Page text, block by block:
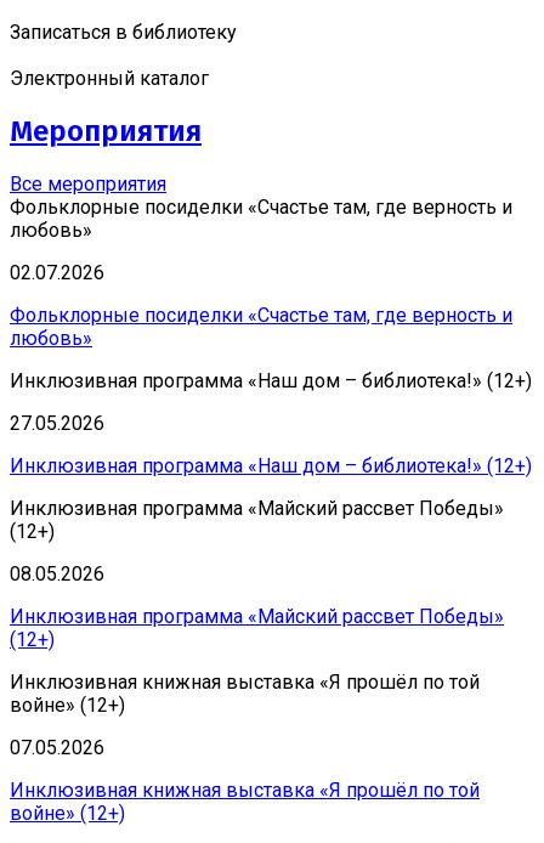
Записаться в библиотеку
Электронный каталог
Мероприятия
Все мероприятия
Фольклорные посиделки «Счастье там, где верность и
любовь»
02.07.2026
Фольклорные посиделки «Счастье там, где верность и
любовь»
Инклюзивная программа «Наш дом – библиотека!» (12+)
27.05.2026
Инклюзивная программа «Наш дом – библиотека!» (12+)
Инклюзивная программа «Майский рассвет Победы»
(12+)
08.05.2026
Инклюзивная программа «Майский рассвет Победы»
(12+)
Инклюзивная книжная выставка «Я прошёл по той
войне» (12+)
07.05.2026
Инклюзивная книжная выставка «Я прошёл по той
войне» (12+)